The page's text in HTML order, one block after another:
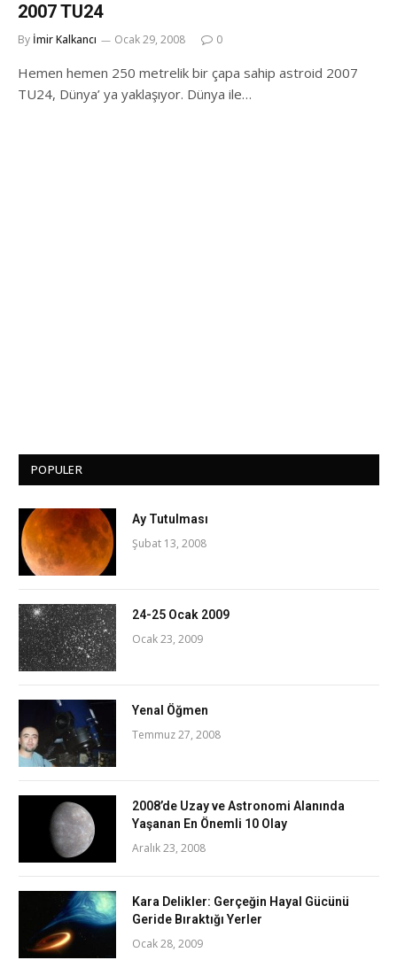
2007 TU24
By İmir Kalkancı Ocak 29, 2008 0
Hemen hemen 250 metrelik bir çapa sahip astroid 2007
TU24, Dünya’ ya yaklaşıyor. Dünya ile…
POPULER
Ay Tutulması
Şubat 13, 2008
24-25 Ocak 2009
Ocak 23, 2009
Yenal Öğmen
Temmuz 27, 2008
2008’de Uzay ve Astronomi Alanında
Yaşanan En Önemli 10 Olay
Aralık 23, 2008
Kara Delikler: Gerçeğin Hayal Gücünü
Geride Bıraktığı Yerler
Ocak 28, 2009